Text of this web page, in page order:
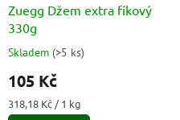
Zuegg Džem extra fíkový
330g
Průměrné
hodnocení
produktu
je
5,0
Skladem (>5 ks)
105 Kč
Měrná
cena:
318,18 Kč / 1 kg